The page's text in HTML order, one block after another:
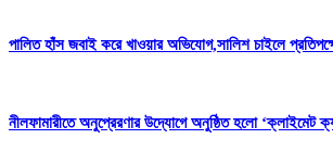
পালিত হাঁস জবাই করে খাওয়ার অভিযোগ,সালিশ চাইলে
নীলফামারীতে অনুপ্রেরণার উদ্যোগে অনুষ্ঠিত হলো ‘ক্লাইমেট